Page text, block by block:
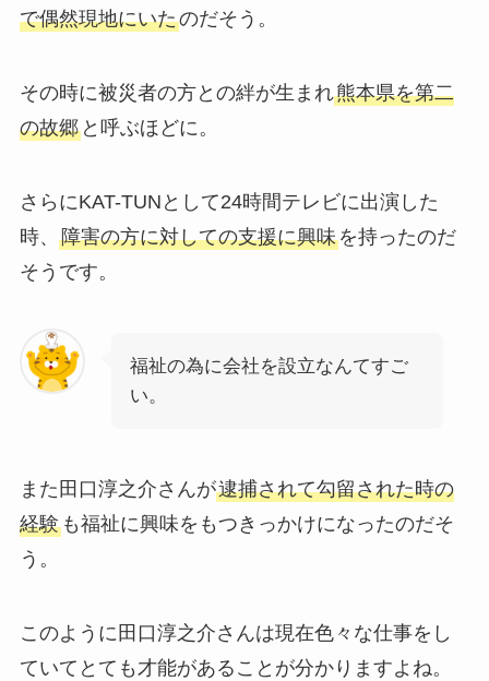
で偶然現地にいたのだそう。
その時に被災者の方との絆が生まれ熊本県を第二
の故郷と呼ぶほどに。
さらにKAT-TUNとして24時間テレビに出演した
時、 障害の方に対しての支援に興味を持ったのだ
そうです。
福祉の為に会社を設立なんてすご
い。
また田口淳之介さんが逮捕されて勾留された時の
経験も福祉に興味をもつきっかけになったのだそ
う。
このように田口淳之介さんは現在色々な仕事をし
ていてとても才能があることが分かりますよね。